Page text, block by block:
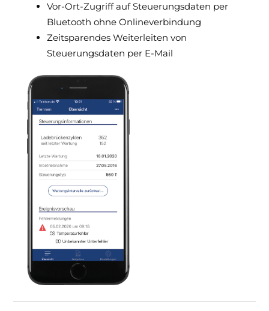
Vor-Ort-Zugriff auf Steuerungsdaten per
Bluetooth ohne Onlineverbindung
Zeitsparendes Weiterleiten von
Steuerungsdaten per E-Mail